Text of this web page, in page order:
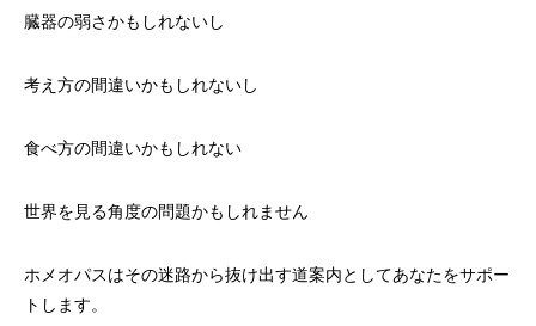
臓器の弱さかもしれないし
考え方の間違いかもしれないし
食べ方の間違いかもしれない
世界を見る角度の問題かもしれません
ホメオパスはその迷路から抜け出す道案内としてあなたをサポー
トします。